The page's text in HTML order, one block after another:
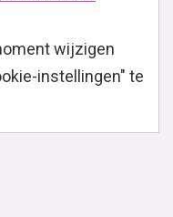
wijzigen
instellingen" te